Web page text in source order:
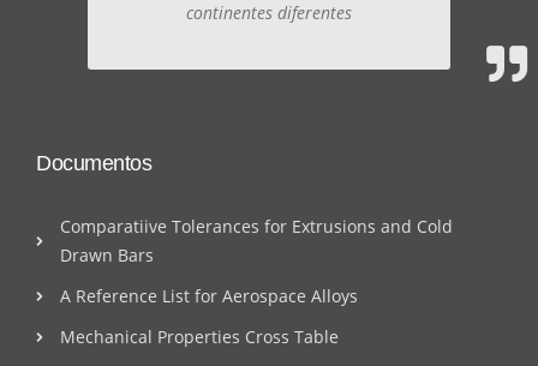
continentes diferentes
Documentos
Comparatiive Tolerances for Extrusions and Cold
Drawn Bars
A Reference List for Aerospace Alloys
Mechanical Properties Cross Table